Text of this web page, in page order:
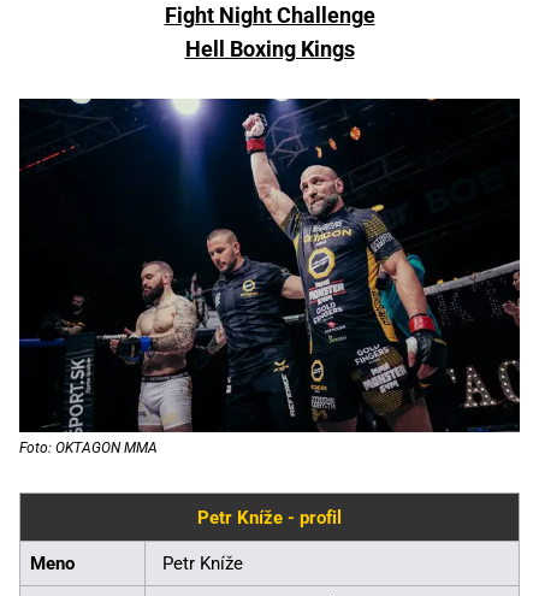
Fight Night Challenge
Hell Boxing Kings
Foto: OKTAGON MMA
Petr Kníže - profil
Meno Petr Kníže